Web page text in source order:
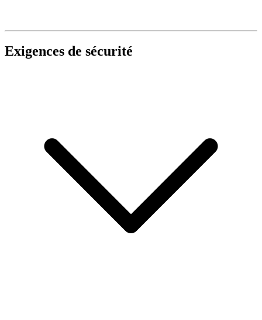
Exigences de sécurité